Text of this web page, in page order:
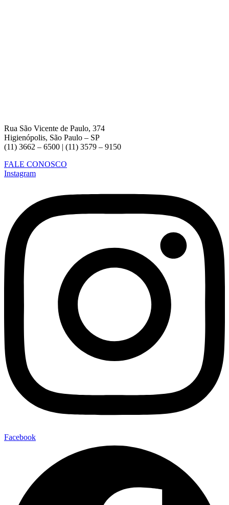
Rua São Vicente de Paulo, 374
Higienópolis, São Paulo – SP
(11) 3662 – 6500 | (11) 3579 – 9150
FALE CONOSCO
Instagram
Facebook